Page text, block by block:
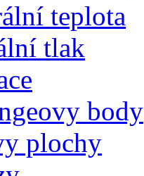
teplota
tlak
body
plochy